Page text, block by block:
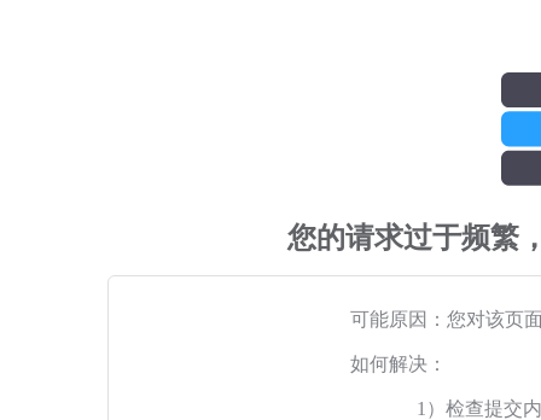
您的请求过于频繁
可能原因：您对该页
如何解决：
1）检查提交